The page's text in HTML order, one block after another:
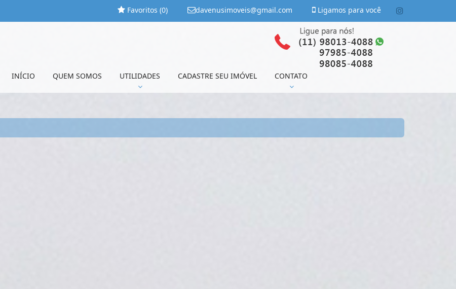
Ligamos para você
davenusimoveis@gmail.com
Favoritos (0)
INÍCIO QUEM SOMOS UTILIDADES CADASTRE SEU IMÓVEL CONTATO